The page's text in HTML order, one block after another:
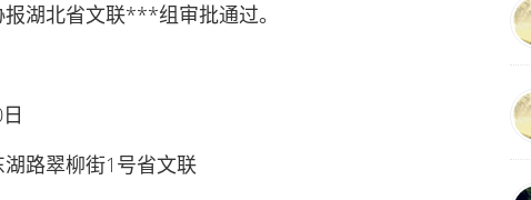
湖北省文联***组审批通过。
路翠柳街1号省文联